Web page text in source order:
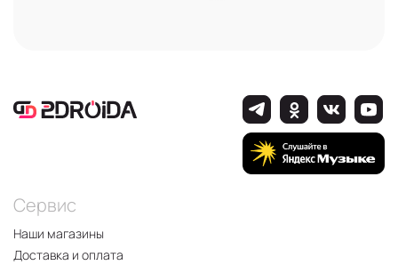
Сервис
Наши магазины
Доставка и оплата